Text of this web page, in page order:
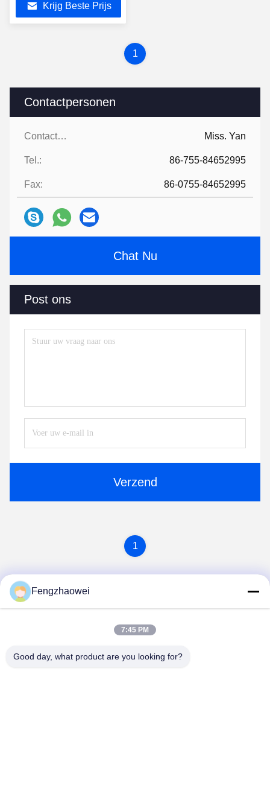
Contactpersonen
Contactpersonen: Miss. Yan
Tel.: 86-755-84652995
Fax: 86-0755-84652995
Chat Nu
Post ons
Verzend
Krijg Beste Prijs
1
1
Shenzhen Fengzhaowei Technology Co.,Ltd
Fengzhaowei
7:45 PM
Good day, what product are you looking for?